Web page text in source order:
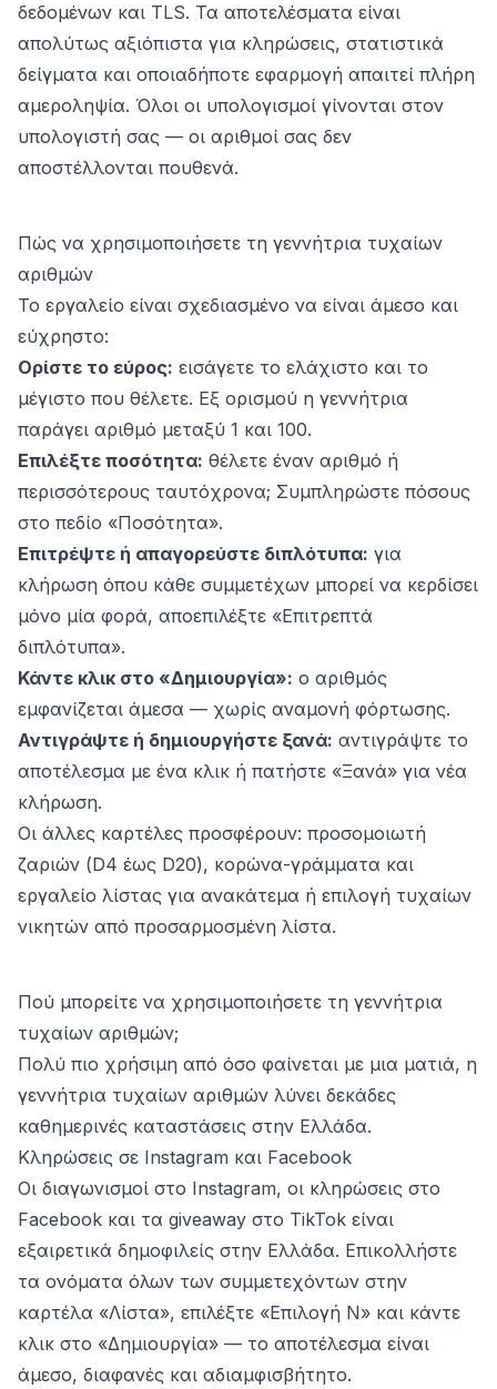
δεδομένων και TLS. Τα αποτελέσματα είναι
απολύτως αξιόπιστα για κληρώσεις, στατιστικά
δείγματα και οποιαδήποτε εφαρμογή απαιτεί πλήρη
αμεροληψία. Όλοι οι υπολογισμοί γίνονται στον
υπολογιστή σας — οι αριθμοί σας δεν
αποστέλλονται πουθενά.
Πώς να χρησιμοποιήσετε τη γεννήτρια τυχαίων
αριθμών
Το εργαλείο είναι σχεδιασμένο να είναι άμεσο και
εύχρηστο:
Ορίστε το εύρος: εισάγετε το ελάχιστο και το
μέγιστο που θέλετε. Εξ ορισμού η γεννήτρια
παράγει αριθμό μεταξύ 1 και 100.
Επιλέξτε ποσότητα: θέλετε έναν αριθμό ή
περισσότερους ταυτόχρονα; Συμπληρώστε πόσους
στο πεδίο «Ποσότητα».
Επιτρέψτε ή απαγορεύστε διπλότυπα: για
κλήρωση όπου κάθε συμμετέχων μπορεί να κερδίσει
μόνο μία φορά, αποεπιλέξτε «Επιτρεπτά
διπλότυπα».
Κάντε κλικ στο «Δημιουργία»: ο αριθμός
εμφανίζεται άμεσα — χωρίς αναμονή φόρτωσης.
Αντιγράψτε ή δημιουργήστε ξανά: αντιγράψτε το
αποτέλεσμα με ένα κλικ ή πατήστε «Ξανά» για νέα
κλήρωση.
Οι άλλες καρτέλες προσφέρουν: προσομοιωτή
ζαριών (D4 έως D20), κορώνα-γράμματα και
εργαλείο λίστας για ανακάτεμα ή επιλογή τυχαίων
νικητών από προσαρμοσμένη λίστα.
Πού μπορείτε να χρησιμοποιήσετε τη γεννήτρια
τυχαίων αριθμών;
Πολύ πιο χρήσιμη από όσο φαίνεται με μια ματιά, η
γεννήτρια τυχαίων αριθμών λύνει δεκάδες
καθημερινές καταστάσεις στην Ελλάδα.
Κληρώσεις σε Instagram και Facebook
Οι διαγωνισμοί στο Instagram, οι κληρώσεις στο
Facebook και τα giveaway στο TikTok είναι
εξαιρετικά δημοφιλείς στην Ελλάδα. Επικολλήστε
τα ονόματα όλων των συμμετεχόντων στην
καρτέλα «Λίστα», επιλέξτε «Επιλογή N» και κάντε
κλικ στο «Δημιουργία» — το αποτέλεσμα είναι
άμεσο, διαφανές και αδιαμφισβήτητο.